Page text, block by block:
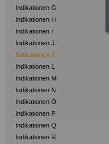
Indikationen G
Indikationen H
Indikationen I
Indikationen J
Indikationen K
Indikationen L
Indikationen M
Indikationen N
Indikationen O
Indikationen P
Indikationen Q
Indikationen R